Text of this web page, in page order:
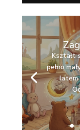
Kształt
pełno
latem